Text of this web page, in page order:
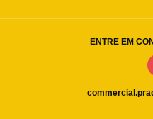
ENTRE EM